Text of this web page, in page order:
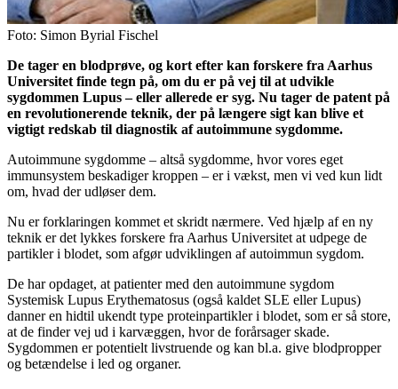
Foto: Simon Byrial Fischel
De tager en blodprøve, og kort efter kan forskere fra Aarhus
Universitet finde tegn på, om du er på vej til at udvikle
sygdommen Lupus – eller allerede er syg. Nu tager de patent på
en revolutionerende teknik, der på længere sigt kan blive et
vigtigt redskab til diagnostik af autoimmune sygdomme.
Autoimmune sygdomme – altså sygdomme, hvor vores eget
immunsystem beskadiger kroppen – er i vækst, men vi ved kun lidt
om, hvad der udløser dem.
Nu er forklaringen kommet et skridt nærmere. Ved hjælp af en ny
teknik er det lykkes forskere fra Aarhus Universitet at udpege de
partikler i blodet, som afgør udviklingen af autoimmun sygdom.
De har opdaget, at patienter med den autoimmune sygdom
Systemisk Lupus Erythematosus (også kaldet SLE eller Lupus)
danner en hidtil ukendt type proteinpartikler i blodet, som er så store,
at de finder vej ud i karvæggen, hvor de forårsager skade.
Sygdommen er potentielt livstruende og kan bl.a. give blodpropper
og betændelse i led og organer.